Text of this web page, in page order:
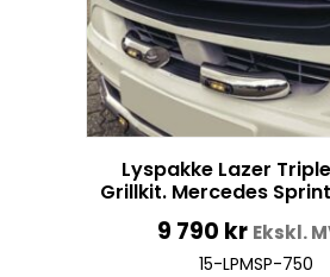
Lyspakke Lazer
Grillkit. Mercedes
9 790 kr Ekskl.
15-LPMSP-750